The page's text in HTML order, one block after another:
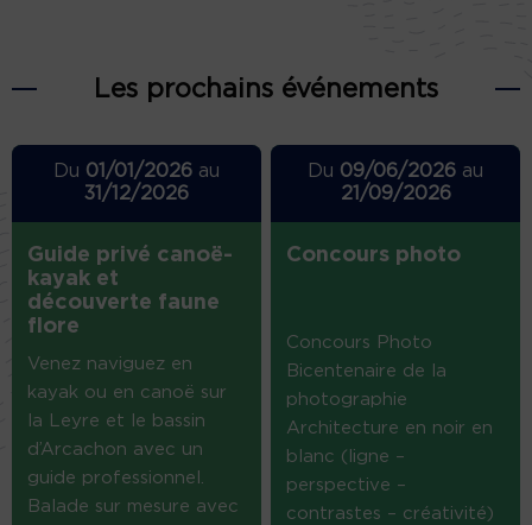
Les prochains événements
Du 01/01/2026au
31/12/2026
Guide privé canoë-
kayak et
découverte faune
flore
Venez naviguez en
kayak ou en canoë sur
la Leyre et le bassin
d’Arcachon avec un
guide professionnel.
Balade sur mesure avec
Du 09/06/2026 au
21/09/2026
Concours photo
Concours Photo
Bicentenaire de la
photographie
Architecture en noir en
blanc (ligne –
perspective –
contrastes – créativité)